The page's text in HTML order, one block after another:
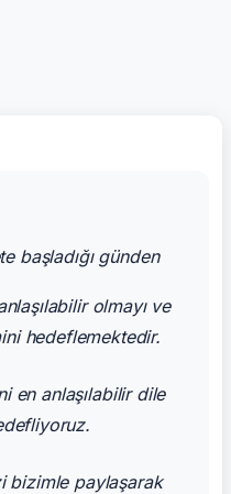
başladığı günden
olmayı ve
hedeflemektedir.
en anlaşılabilir dile
bizimle paylaşarak